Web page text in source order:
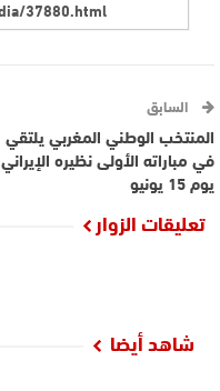
السابق
المنتخب الوطني المغربي يلتقي
في مباراته الأولى نظيره الإيراني
يوم 15 يونيو
تعليقات الزوار
شاهد أيضا